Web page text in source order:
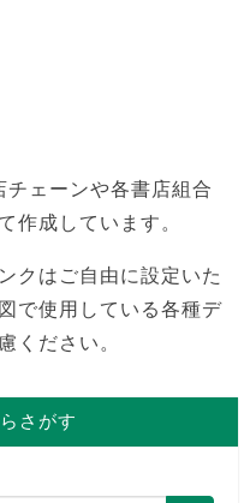
ェーンや各書店組合
作成しています。
クはご自由に設定いた
で使用している各種デ
ください。
さがす